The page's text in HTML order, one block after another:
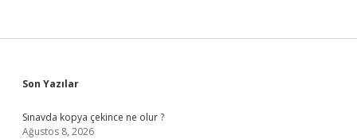
Sidebar
Son Yazılar
Sınavda kopya çekince ne olur ?
Ağustos 8, 2026